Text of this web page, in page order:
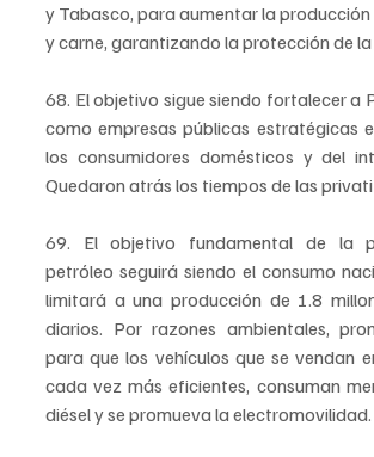
y Tabasco, para aumentar la producción
y carne, garantizando la protección de la
68. El objetivo sigue siendo fortalecer a
como empresas públicas estratégicas
los consumidores domésticos y del
Quedaron atrás los tiempos de las
69. El objetivo fundamental de la
petróleo seguirá siendo el consumo
limitará a una producción de 1.8
diarios. Por razones ambientales,
para que los vehículos que se vendan
cada vez más eficientes, consuman
diésel y se promueva la electromovilidad.